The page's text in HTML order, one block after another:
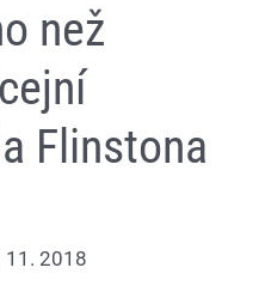
než
Flinstona
11. 2018